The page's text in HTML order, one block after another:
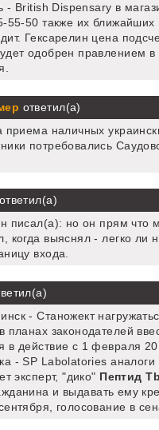
- British Dispensary в
55-50 также их ближайших
Гексарелин цена
одобрен правлением в
ответил(а)
приема наличных
потребовались
ответил(а)
писал(а): но он прям что
когда выяснял - легко ли
входа.
- Станожект
планах законодателей
в действие с 1 февраля
- SP Labolatories аналоги
эксперт, "дико" Пептид
и выдавать ему
голосование в